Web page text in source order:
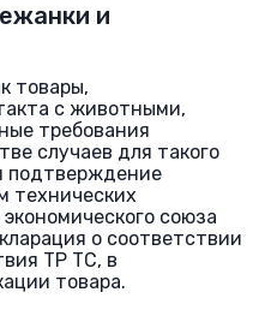
и
товары,
с животными,
требования
случаев для такого
подтверждение
технических
союза
о соответствии
ТР ТС, в
товара.